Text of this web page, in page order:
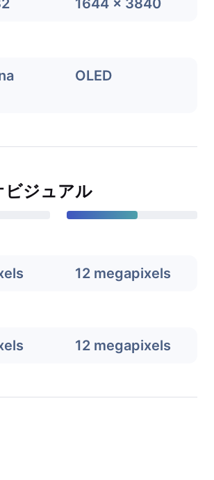
1644 x 3840
OLED
ビジュアル
12 megapixels
12 megapixels